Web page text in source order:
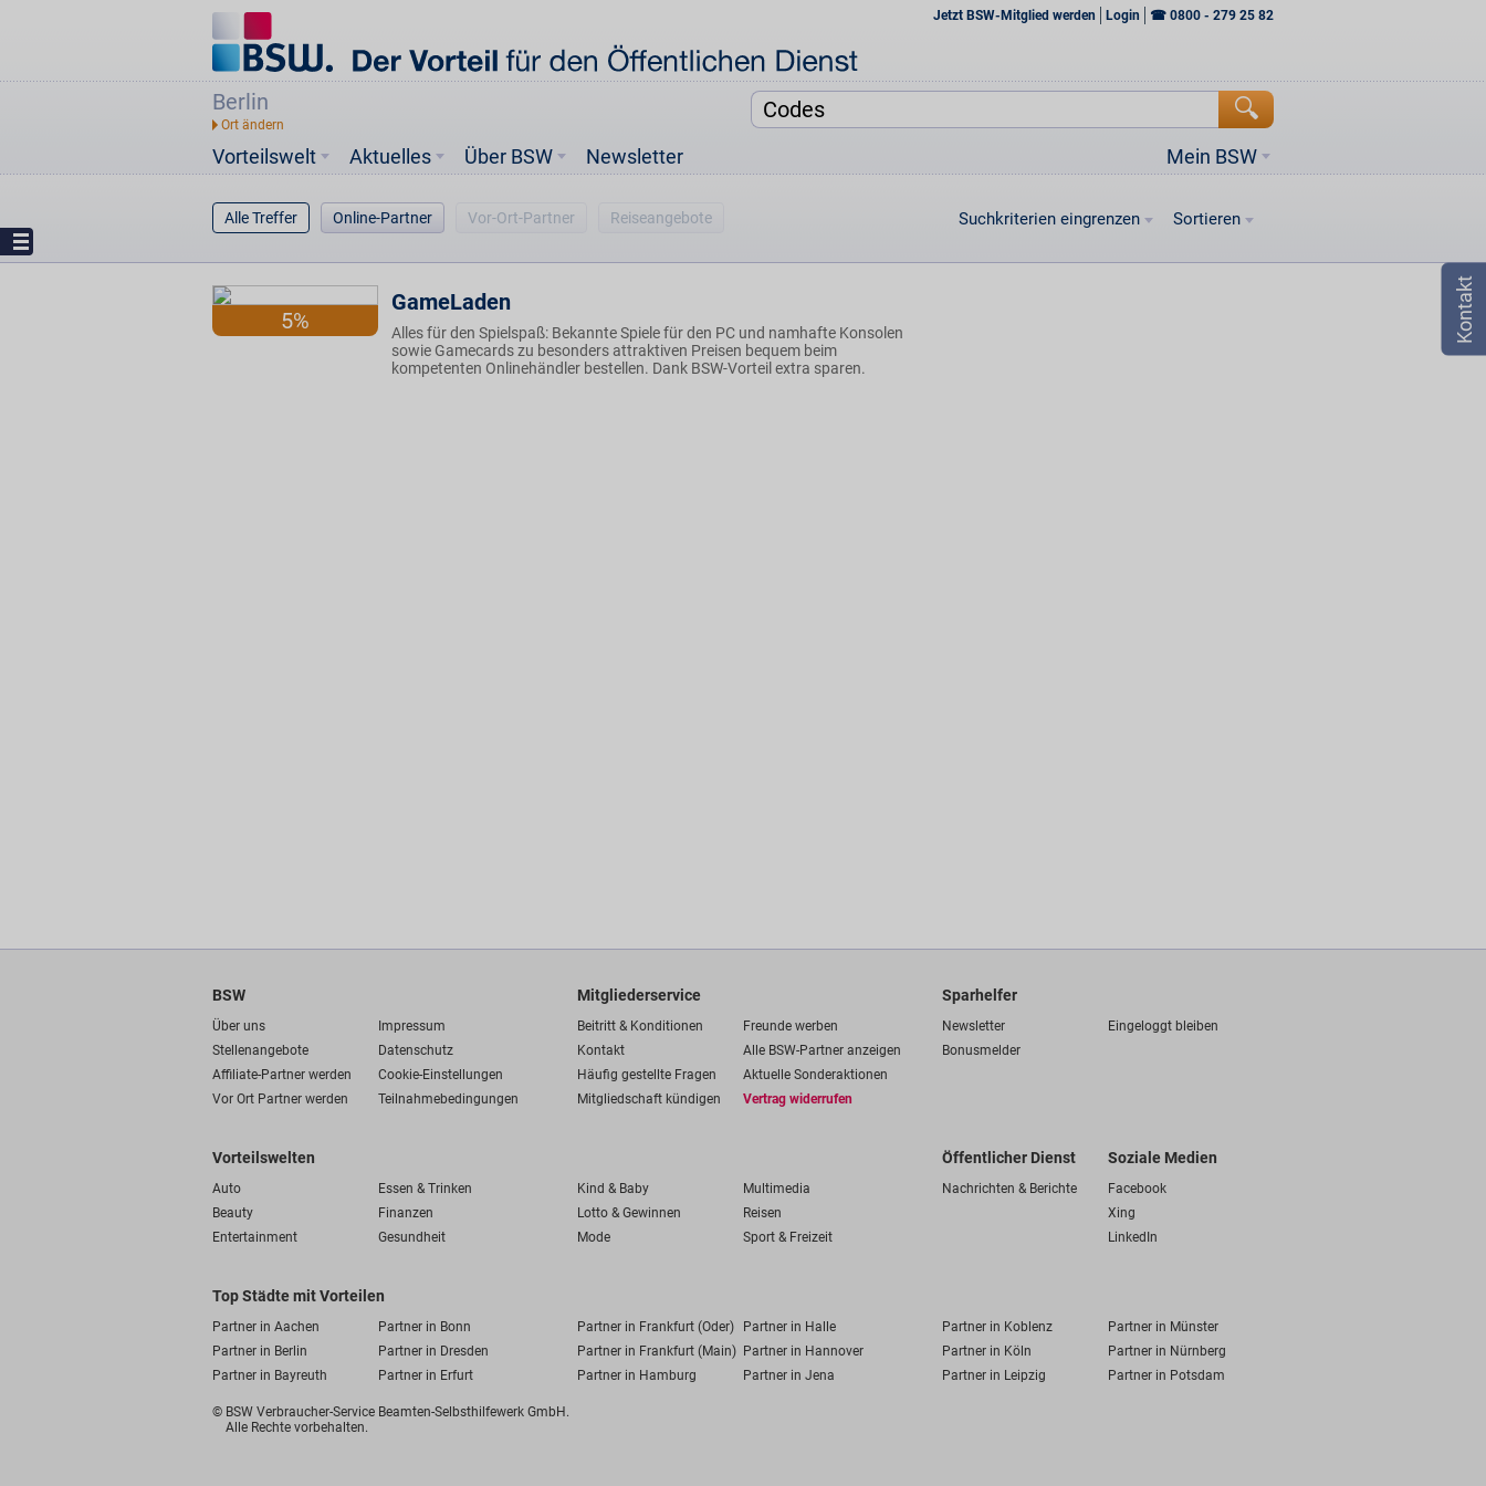
Jetzt BSW-Mitglied werden Login ☎ 0800 - 279 25 82
Berlin
Vorteilswelt Mein BSW
Aktuelles Über BSW Newsletter
Alle Treffer Online-Partner Vor-Ort-Partner Reiseangebote Suchkriterien eingrenzen Sortieren
5%
GameLaden
Alles für den Spielspaß: Bekannte Spiele für den PC und namhafte Konsolen
sowie Gamecards zu besonders attraktiven Preisen bequem beim
kompetenten Onlinehändler bestellen. Dank BSW-Vorteil extra sparen.
BSW
Über uns
Impressum
Stellenangebote
Datenschutz
Affiliate-Partner werden
Cookie-Einstellungen
Vor Ort Partner werden
Teilnahmebedingungen
Mitgliederservice
Beitritt & Konditionen
Freunde werben
Kontakt
Alle BSW-Partner anzeigen
Häufig gestellte Fragen
Aktuelle Sonderaktionen
Mitgliedschaft kündigen
Vertrag widerrufen
Sparhelfer
Newsletter
Eingeloggt bleiben
Bonusmelder
Vorteilswelten
Auto Essen & Trinken Kind & Baby
Multimedia
Beauty
Finanzen Lotto & Gewinnen
Reisen
Entertainment
Gesundheit Mode Sport & Freizeit
Öffentlicher Dienst
Nachrichten & Berichte
Soziale Medien
Facebook
Xing
LinkedIn
Top Städte mit Vorteilen
Partner in Aachen Partner in Bonn Partner in Frankfurt (Oder) Partner in Halle Partner in Koblenz
Partner in Münster
Partner in Berlin
Partner in Dresden Partner in Frankfurt (Main) Partner in Hannover Partner in Köln
Partner in Nürnberg
Partner in Bayreuth
Partner in Erfurt Partner in Hamburg Partner in Jena Partner in Leipzig Partner in Potsdam
© BSW Verbraucher-Service Beamten-Selbsthilfewerk GmbH.
Alle Rechte vorbehalten.